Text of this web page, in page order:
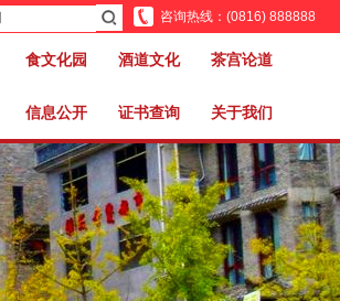
咨询热线：(0816) 888888
食文化园 酒道文化 茶宫论道
信息公开 证书查询 关于我们